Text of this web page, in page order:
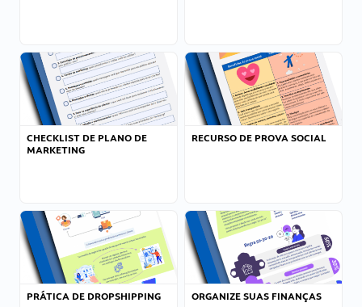
CHECKLIST DE PLANO DE
MARKETING
RECURSO DE PROVA SOCIAL
PRÁTICA DE DROPSHIPPING ORGANIZE SUAS FINANÇAS